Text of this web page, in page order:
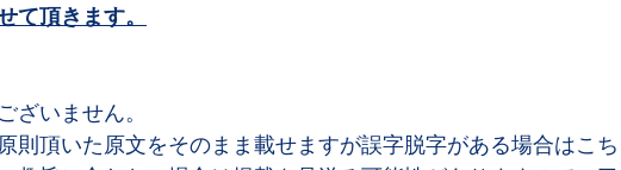
て頂きます。
ざいません。
則頂いた原文をそのまま載せますが誤字脱字がある場合はこ